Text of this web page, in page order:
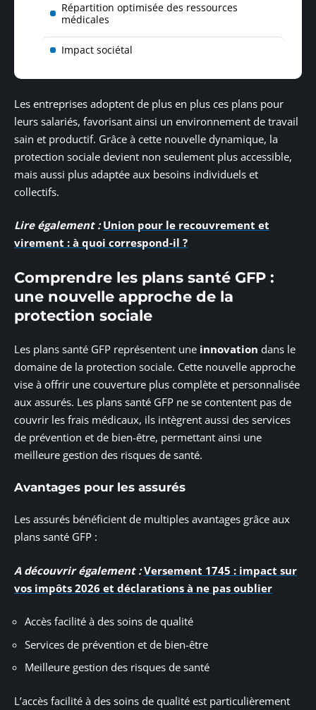
Répartition optimisée des ressources
médicales
Impact sociétal
Les entreprises adoptent de plus en plus ces plans pour
leurs salariés, favorisant ainsi un environnement de travail
sain et productif. Grâce à cette nouvelle dynamique, la
protection sociale devient non seulement plus accessible,
mais aussi plus adaptée aux besoins individuels et
collectifs.
Lire également : Union pour le recouvrement et
virement : à quoi correspond-il ?
Comprendre les plans santé GFP :
une nouvelle approche de la
protection sociale
Les plans santé GFP représentent une innovation dans le
domaine de la protection sociale. Cette nouvelle approche
vise à offrir une couverture plus complète et personnalisée
aux assurés. Les plans santé GFP ne se contentent pas de
couvrir les frais médicaux, ils intègrent aussi des services
de prévention et de bien-être, permettant ainsi une
meilleure gestion des risques de santé.
Avantages pour les assurés
Les assurés bénéficient de multiples avantages grâce aux
plans santé GFP :
A découvrir également : Versement 1745 : impact sur
vos impôts 2026 et déclarations à ne pas oublier
Accès facilité à des soins de qualité
Services de prévention et de bien-être
Meilleure gestion des risques de santé
L’accès facilité à des soins de qualité est particulièrement